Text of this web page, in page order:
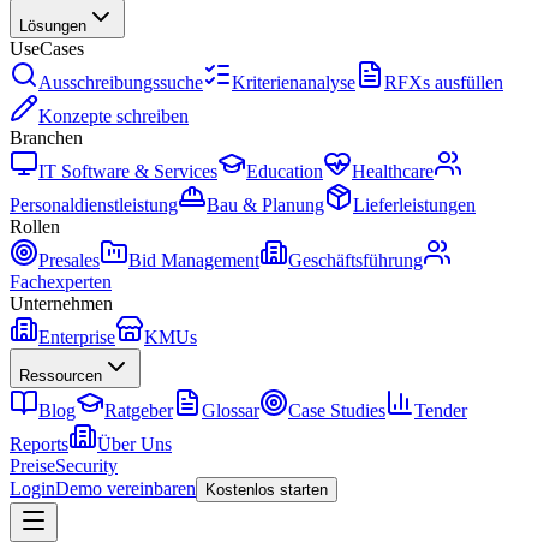
Lösungen
UseCases
Ausschreibungssuche
Kriterienanalyse
RFXs ausfüllen
Konzepte schreiben
Branchen
IT Software & Services
Education
Healthcare
Personaldienstleistung
Bau & Planung
Lieferleistungen
Rollen
Presales
Bid Management
Geschäftsführung
Fachexperten
Unternehmen
Enterprise
KMUs
Ressourcen
Blog Ratgeber Glossar Case Studies
Tender
Reports
Über Uns
PreiseSecurity
LoginDemo vereinbaren Kostenlos starten